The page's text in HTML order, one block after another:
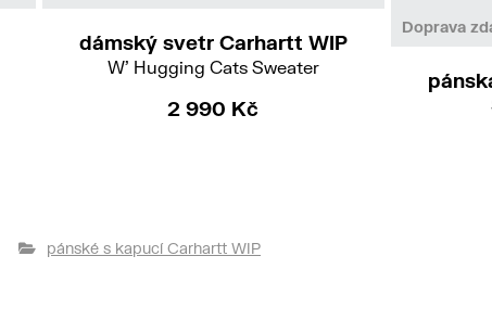
dámský svetr Carhartt WIP
W' Hugging Cats Sweater
2 990 Kč
Doprava
pánské s kapucí Carhartt WIP